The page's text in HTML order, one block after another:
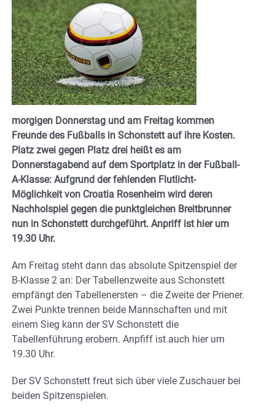
morgigen Donnerstag und am Freitag kommen
Freunde des Fußballs in Schonstett auf ihre Kosten.
Platz zwei gegen Platz drei heißt es am
Donnerstagabend auf dem Sportplatz in der Fußball-
A-Klasse: Aufgrund der fehlenden Flutlicht-
Möglichkeit von Croatia Rosenheim wird deren
Nachholspiel gegen die punktgleichen Breitbrunner
nun in Schonstett durchgeführt. Anpriff ist hier um
19.30 Uhr.
Am Freitag steht dann das absolute Spitzenspiel der
B-Klasse 2 an: Der Tabellenzweite aus Schonstett
empfängt den Tabellenersten – die Zweite der Priener.
Zwei Punkte trennen beide Mannschaften und mit
einem Sieg kann der SV Schonstett die
Tabellenführung erobern. Anpfiff ist auch hier um
19.30 Uhr.
Der SV Schonstett freut sich über viele Zuschauer bei
beiden Spitzenspielen.